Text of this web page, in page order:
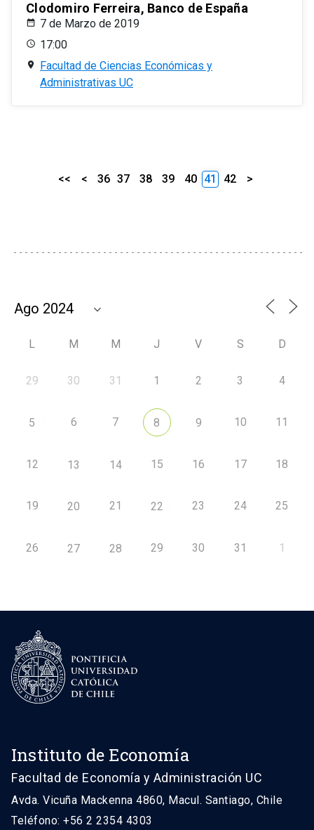
Clodomiro Ferreira, Banco de España
7 de Marzo de 2019
17:00
Facultad de Ciencias Económicas y
Administrativas UC
<< < 36 37 38 39 40 41 42 >
L M M J V S D
29 30 31 1 2 3 4
5 6 7 8 9 10 11
12 13 14 15 16 17 18
19 20 21 22 23 24 25
26 27 28 29 30 31 1
Instituto de Economía
Facultad de Economía y Administración UC
Avda. Vicuña Mackenna 4860, Macul. Santiago, Chile
Teléfono: +56 2 2354 4303